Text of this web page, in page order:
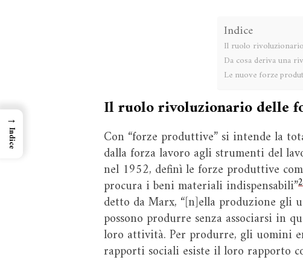
Indice
Il ruolo
Da cosa deriva una
Le nuove forze
Il ruolo rivoluzionario delle
Con “forze produttive” si intende la
dalla forza lavoro agli strumenti del
nel 1952, definì le forze produttive
procura i beni materiali indispensabili”2
detto da Marx, “[n]ella produzione gli
possono produrre senza associarsi in
loro attività. Per produrre, gli uomini
rapporti sociali esiste il loro rapporto
→
Indice